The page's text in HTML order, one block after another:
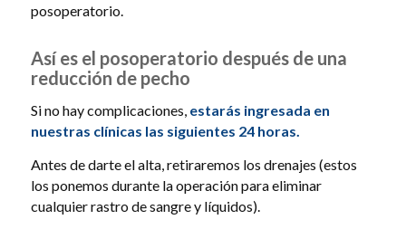
posoperatorio.
Así es el posoperatorio después de una
reducción de pecho
Si no hay complicaciones, estarás ingresada en
nuestras clínicas las siguientes 24 horas.
Antes de darte el alta, retiraremos los drenajes (estos
los ponemos durante la operación para eliminar
cualquier rastro de sangre y líquidos).